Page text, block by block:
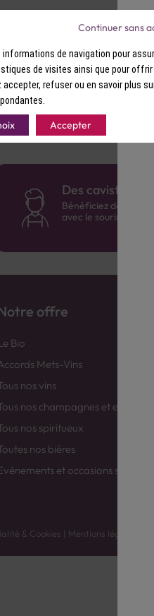
beer, jus de citron vert
Des cavistes à
Bénéficiez de
avec le sourire :)
offre
Bio
Mets-Vins
nos vins
nos champagnes et
nos spiritueux
nos bières
et occasions spéciales
& Cookies | Mentions légales
de navigation pour
de visites ainsi que pour offrir
refuser ou en savoir plus
Accepter
Continuer sans